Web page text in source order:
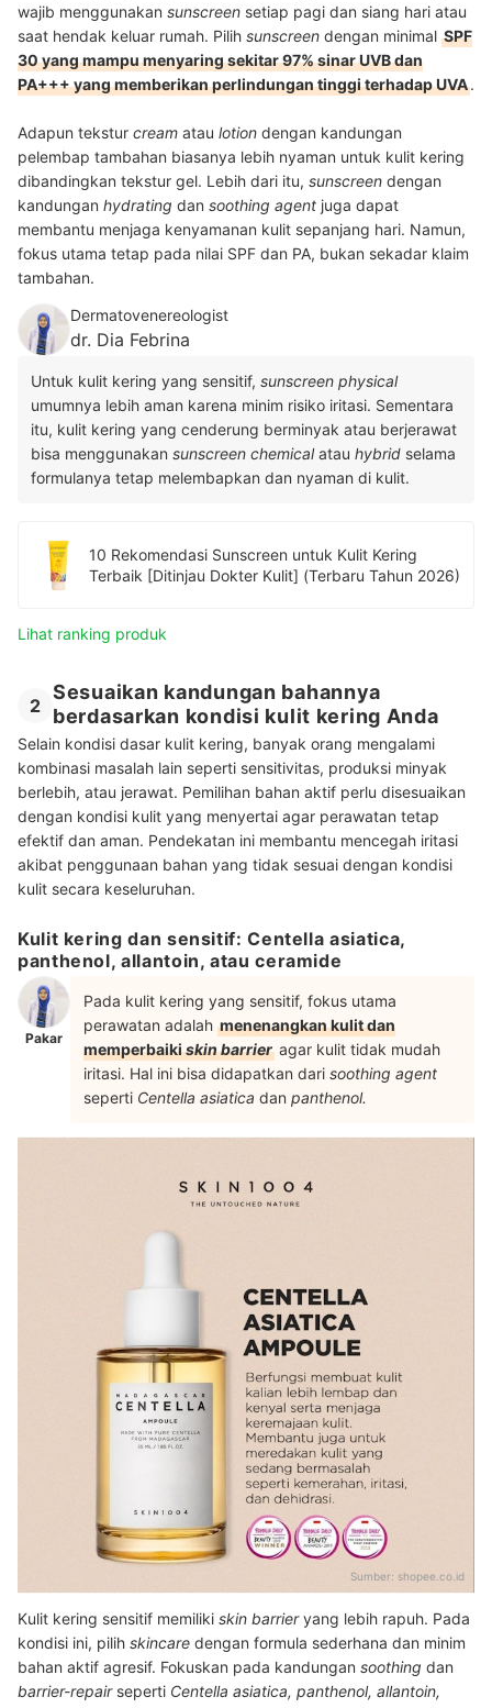
wajib menggunakan sunscreen setiap pagi dan siang hari atau
saat hendak keluar rumah. Pilih sunscreen dengan minimal SPF
30 yang mampu menyaring sekitar 97% sinar UVB dan
PA+++ yang memberikan perlindungan tinggi terhadap UVA.
Adapun tekstur cream atau lotion dengan kandungan
pelembap tambahan biasanya lebih nyaman untuk kulit kering
dibandingkan tekstur gel. Lebih dari itu, sunscreen dengan
kandungan hydrating dan soothing agent juga dapat
membantu menjaga kenyamanan kulit sepanjang hari. Namun,
fokus utama tetap pada nilai SPF dan PA, bukan sekadar klaim
tambahan.
Dermatovenereologist
dr. Dia Febrina
Untuk kulit kering yang sensitif, sunscreen physical
umumnya lebih aman karena minim risiko iritasi. Sementara
itu, kulit kering yang cenderung berminyak atau berjerawat
bisa menggunakan sunscreen chemicalatau hybrid selama
formulanya tetap melembapkan dan nyaman di kulit.
10 Rekomendasi Sunscreen untuk Kulit Kering
Terbaik [Ditinjau Dokter Kulit] (Terbaru Tahun 2026)
Lihat ranking produk
2
Sesuaikan kandungan bahannya
berdasarkan kondisi kulit kering Anda
Selain kondisi dasar kulit kering, banyak orang mengalami
kombinasi masalah lain seperti sensitivitas, produksi minyak
berlebih, atau jerawat. Pemilihan bahan aktif perlu disesuaikan
dengan kondisi kulit yang menyertai agar perawatan tetap
efektif dan aman. Pendekatan ini membantu mencegah iritasi
akibat penggunaan bahan yang tidak sesuai dengan kondisi
kulit secara keseluruhan.
Kulit kering dan sensitif: Centella asiatica,
panthenol, allantoin, atau ceramide
Pakar
Pada kulit kering yang sensitif, fokus utama
perawatan adalah menenangkan kulit dan
memperbaikiskin barrier agar kulit tidak mudah
iritasi. Hal ini bisa didapatkan dari soothing agent
seperti Centella asiatica dan panthenol.
Sumber: shopee.co.id
Kulit kering sensitif memiliki skin barrieryang lebih rapuh. Pada
kondisi ini, pilih skincare dengan formula sederhana dan minim
bahan aktif agresif. Fokuskan pada kandungan soothing dan
barrier-repairseperti Centella asiatica, panthenol, allantoin,